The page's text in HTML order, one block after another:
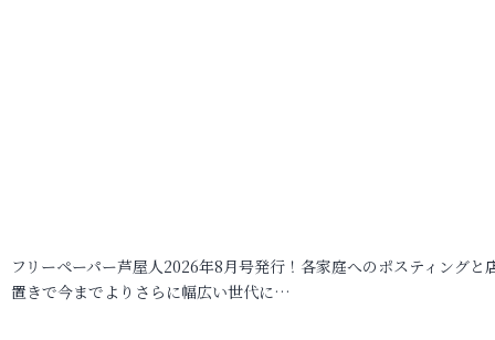
フリーペーパー芦屋人2026年8月号発行！各家庭へのポスティングと
置きで今までよりさらに幅広い世代に…